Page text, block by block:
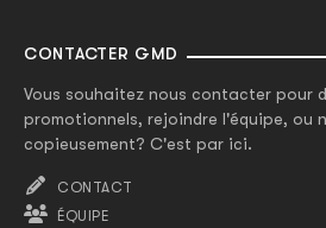
CONTACTER GMD
Vous souhaitez nous contacter pour
promotionnels, rejoindre l'équipe, ou
copieusement? C'est par ici.
CONTACT
ÉQUIPE